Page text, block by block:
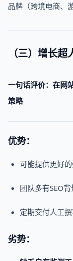
品牌（跨境电商、
（三）增长超
一句话评价：在网
策略
优势：
可能提供更好
团队多有SEO背
定期交付人工
劣势：